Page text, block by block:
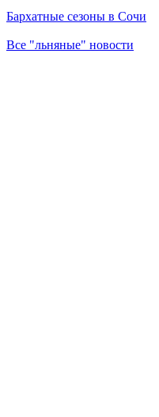
Бархатные сезоны в Сочи
Все "льняные" новости